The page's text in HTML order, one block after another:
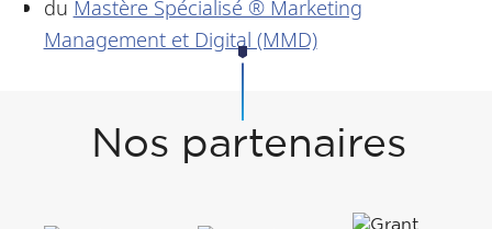
du Mastère Spécialisé ® Marketing
Management et Digital (MMD)
Nos partenaires